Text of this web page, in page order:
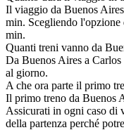
Il viaggio da Buenos
min. Scegliendo
min.
Quanti treni vanno da
Da Buenos Aires a
al giorno.
A che ora parte il primo
Il primo treno da Buenos
Assicurati in ogni caso di
della partenza perché